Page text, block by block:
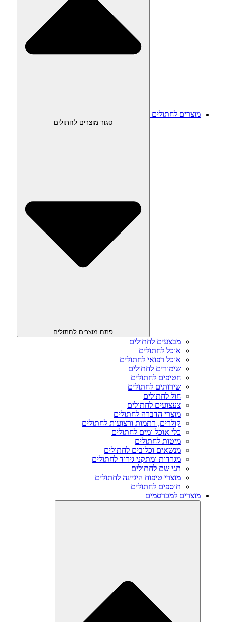
מוצרים לחתולים
סגור מוצרים לחתולים
פתח מוצרים לחתולים
מבצעים לחתולים
אוכל לחתולים
אוכל רפואי לחתולים
שימורים לחתולים
חטיפים לחתולים
שירותים לחתולים
חול לחתולים
צעצועים לחתולים
מוצרי הדברה לחתולים
קולרים, רתמות ורצועות לחתולים
כלי אוכל ומים לחתולים
מיטות לחתולים
מנשאים וכלובים לחתולים
מגרדות ומתקני גירוד לחתולים
תגי שם לחתולים
מוצרי טיפוח היגיינה לחתולים
תוספים לחתולים
מוצרים למכרסמים